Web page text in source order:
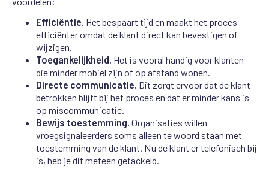
Efficiëntie. Het bespaart tijd en maakt het proces
efficiënter omdat de klant direct kan bevestigen of
wijzigen.
Toegankelijkheid. Het is vooral handig voor klanten
die minder mobiel zijn of op afstand wonen.
Directe communicatie. Dit zorgt ervoor dat de klant
betrokken blijft bij het proces en dat er minder kans is
op miscommunicatie.
Bewijs toestemming. Organisaties willen
vroegsignaleerders soms alleen te woord staan met
toestemming van de klant. Nu de klant er telefonisch bij
is, heb je dit meteen getackeld.